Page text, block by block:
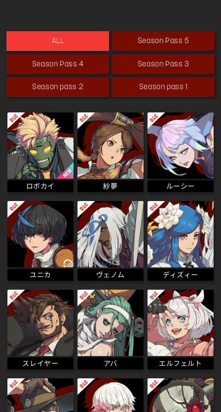
ALL Season Pass 5
Season Pass 4 Season Pass 3
Season pass 2 Season pass 1
ロボカイ 紗夢 ルーシー
ユニカ ヴェノム ディズィー
スレイヤー アバ エルフェルト